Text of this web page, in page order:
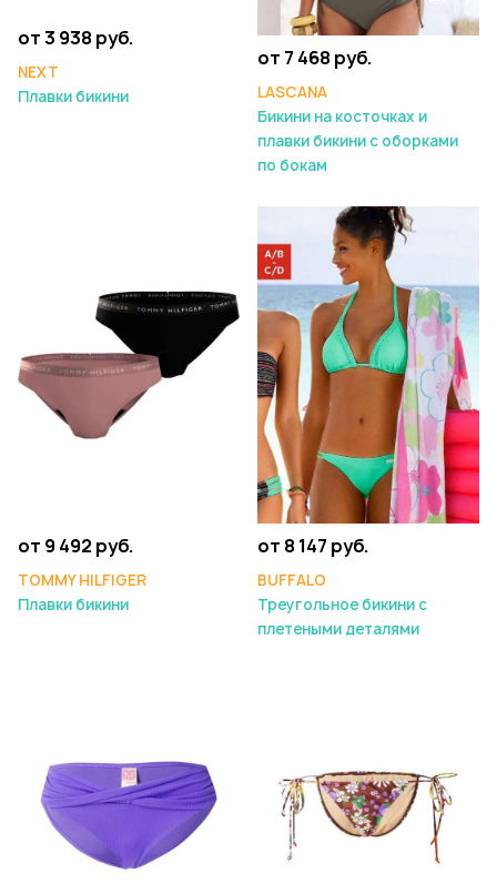
от 3 938 руб.
NEXT
Плавки бикини
от 7 468 руб.
LASCANA
Бикини на косточках и
плавки бикини с оборками
по бокам
от 9 492 руб.
TOMMY HILFIGER
Плавки бикини
от 8 147 руб.
BUFFALO
Треугольное бикини с
плетеными деталями